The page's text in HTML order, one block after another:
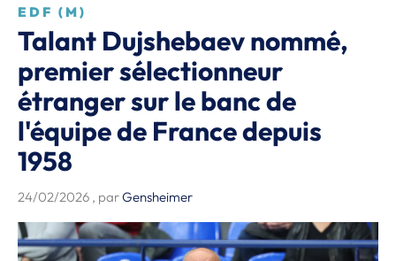
EDF (M)
Talant Dujshebaev nommé,
premier sélectionneur
étranger sur le banc de
l'équipe de France depuis
1958
24/02/2026 , parGensheimer